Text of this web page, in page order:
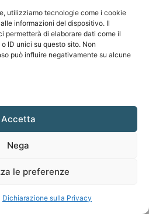
utilizziamo tecnologie come i cookie
informazioni del dispositivo. Il
permetterà di elaborare dati come il
ID unici su questo sito. Non
può influire negativamente su alcune
Accetta
Nega
le preferenze
Dichiarazione sulla Privacy